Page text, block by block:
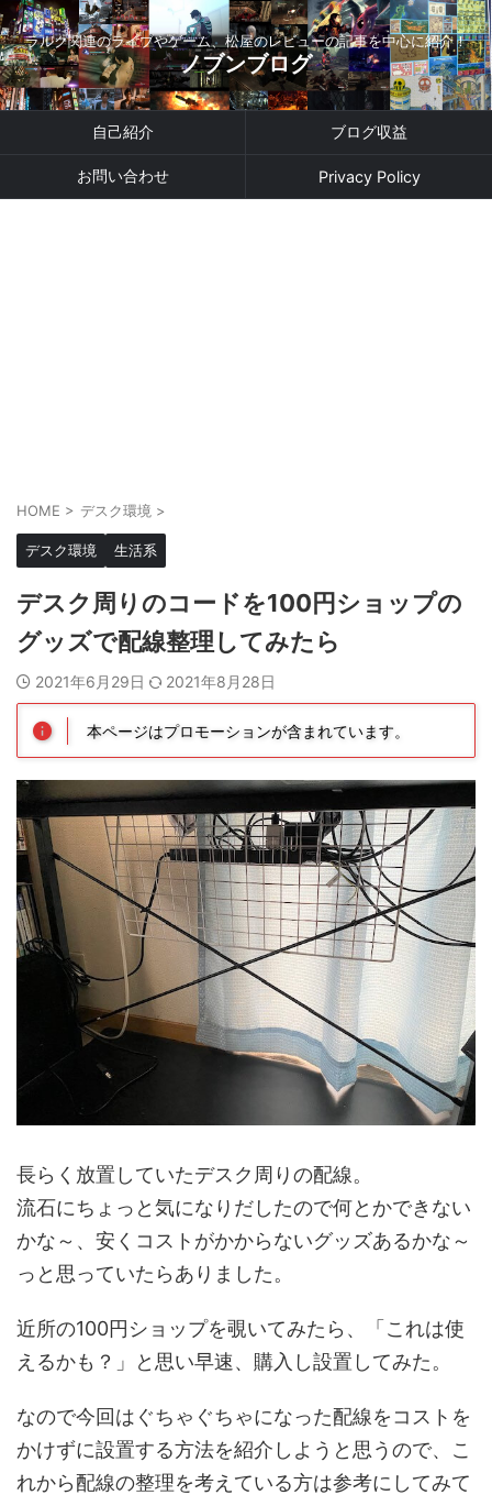
ラルク関連のライブやゲーム、松屋のレビューの記事を中心に紹介！
ノブンブログ
自己紹介 ブログ収益
お問い合わせ Privacy Policy
HOME > デスク環境 >
デスク環境 生活系
デスク周りのコードを100円ショップの
グッズで配線整理してみたら
2021年6月29日 2021年8月28日
本ページはプロモーションが含まれています。
長らく放置していたデスク周りの配線。
流石にちょっと気になりだしたので何とかできない
かな～、安くコストがかからないグッズあるかな～
っと思っていたらありました。
近所の100円ショップを覗いてみたら、「これは使
えるかも？」と思い早速、購入し設置してみた。
なので今回はぐちゃぐちゃになった配線をコストを
かけずに設置する方法を紹介しようと思うので、こ
れから配線の整理を考えている方は参考にしてみて